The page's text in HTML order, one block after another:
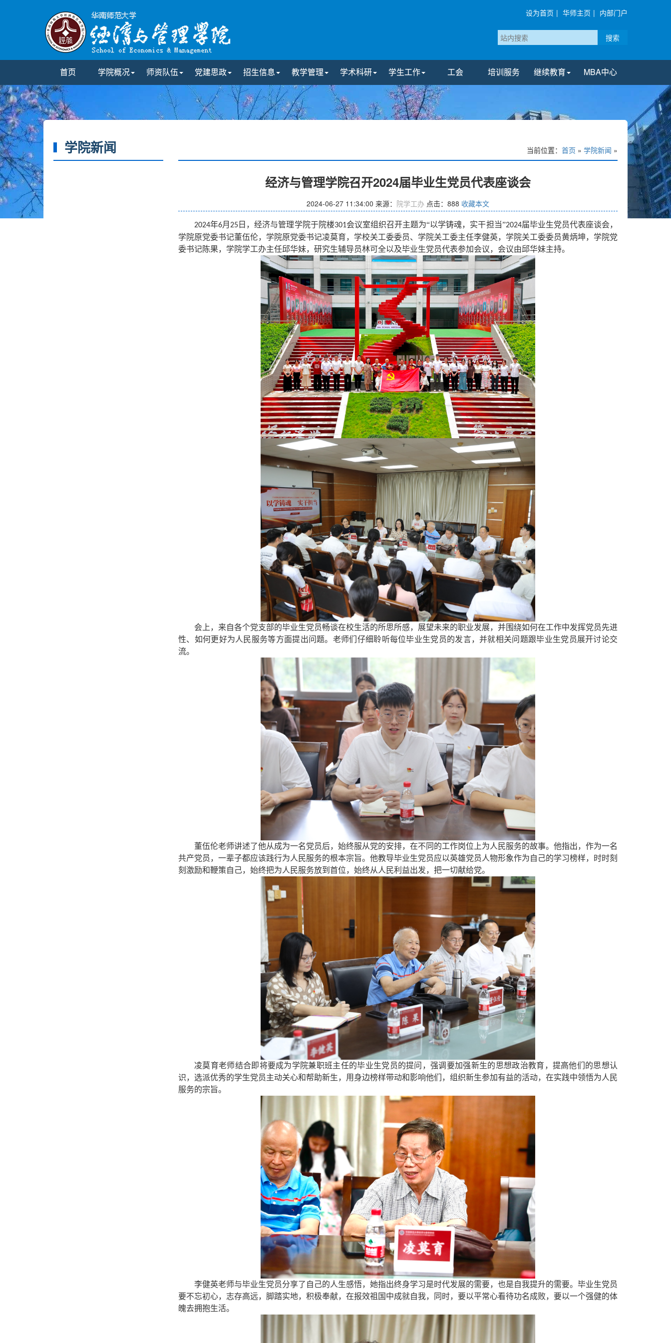
设为首页 | 华师主页 | 内部门户
搜索
首页 学院概况 师资队伍 党建思政 招生信息 教学管理 学术科研 学生工作 工会 培训服务 继续教育 MBA中心
学院新闻 当前位置： 首页 » 学院新闻 »
经济与管理学院召开2024届毕业生党员代表座谈会
2024-06-27 11:34:00 来源： 院学工办 点击： 888 收藏本文
2024年6月 25 日，经济与管理学院于院楼301会议室组织召开主题为“以学铸魂，实干担当”2024届毕业生党员代表座谈会，
学院原党委书记董伍伦，学院原党委书记凌莫育，学校关工委委员、学院关工委主任李健英，学院关工委委员黄炳坤，学院党
委书记陈果，学院学工办主任邱华妹，研究生辅导员林可全以及毕业生党员代表参加会议，会议由邱华妹主持。
会 上， 来自各个党支部的毕业生党员畅谈在校生活的所思所感，展望未来的职业发展， 并围绕如何在工作中发挥党员先进
性、 如何更好为人民服务等方面提出问题。老师们仔细聆听每位毕业生党员的发言，并就相关问题跟毕业生党员展开讨论交
流。
董伍伦老师讲述了他从成为一名党员后，始终服从党的安排，在不同的工作岗位上为人民服务的故事。他指出，作为一名
共产党员，一辈子都应该践行为人民服务的根本宗旨。他教导毕业生党员应以英雄党员人物形象作为自己的学习榜样，时时刻
刻激励和鞭策自己， 始终把为人民服务放到首位，始终从人民利益出发，把一切献给党。
凌莫育老师结合即将要成为学院兼职班主任的毕业生党员的提问，强调 要加强新生的思想政治教育，提高他们的思想认
识， 选派优秀的学生党员主动关心和帮助新生， 用身边榜样带动和影响他们，组织新生参加有益的活动， 在实践中领悟为人民
服务的宗旨。
李健英老师与毕业生党员分享了自己的人生感悟，她指出终身学习是时代发展的需要，也是自我提升的需要。毕业生党员
要不忘初心，志存高远，脚踏实地， 积极奉献，在报效祖国 中成就自我，同时，要以平常心看待功名成败， 要以一个强健的体
魄去拥抱生活。